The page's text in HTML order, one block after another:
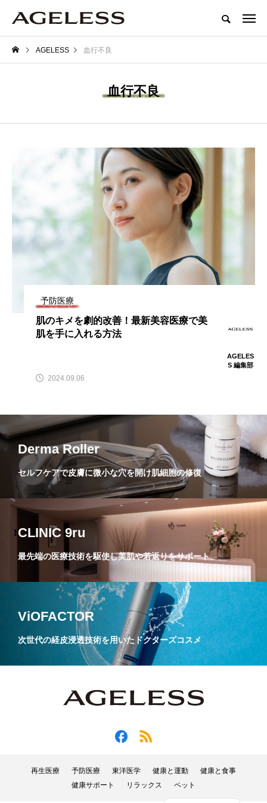
AGELESS 血行不良
血行不良
予防医療
肌のキメを劇的改善！最新美容医療で美
肌を手に入れる方法
AGELES
S 編集部
2024.09.06
Derma Roller
セルフケアで皮膚に微小な穴を開け肌細胞の修復
CLINIC 9ru
最先端の医療技術を駆使し美肌や若返りをサポート
ViOFACTOR
次世代の経皮浸透技術を用いたドクターズコスメ
再生医療 予防医療 東洋医学 健康と運動
健康と食事
健康サポート
リラックス ペット